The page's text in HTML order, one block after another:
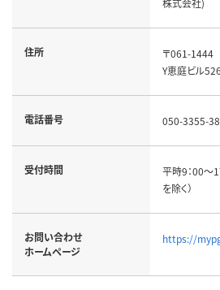
住所
〒061-
Y恵庭ビル526
電話番号 050-3355-
受付時間
平時9：00～
を除く）
お問い合わせ
ホームページ
https://